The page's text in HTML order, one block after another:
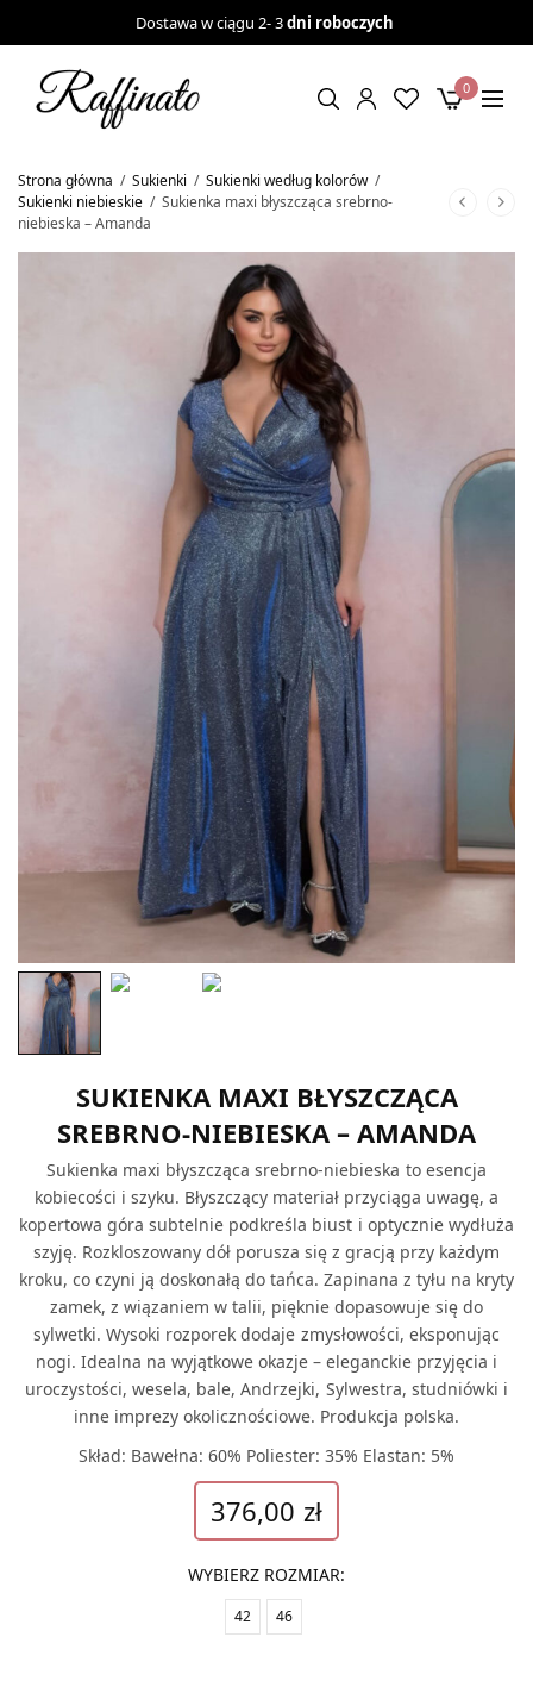
Dostawa w ciągu 2- 3dni roboczych
0
Strona główna / Sukienki / Sukienki według kolorów /
Sukienki niebieskie / Sukienka maxi błyszcząca srebrno-
niebieska – Amanda
SUKIENKA MAXI BŁYSZCZĄCA
SREBRNO-NIEBIESKA – AMANDA
Sukienka maxi błyszcząca srebrno-niebieska to esencja
kobiecości i szyku. Błyszczący materiał przyciąga uwagę, a
kopertowa góra subtelnie podkreśla biust i optycznie wydłuża
szyję. Rozkloszowany dół porusza się z gracją przy każdym
kroku, co czyni ją doskonałą do tańca. Zapinana z tyłu na kryty
zamek, z wiązaniem w talii, pięknie dopasowuje się do
sylwetki. Wysoki rozporek dodaje zmysłowości, eksponując
nogi. Idealna na wyjątkowe okazje – eleganckie przyjęcia i
uroczystości, wesela, bale, Andrzejki, Sylwestra, studniówki i
inne imprezy okolicznościowe. Produkcja polska.
Skład: Bawełna: 60% Poliester: 35% Elastan: 5%
376,00 zł
WYBIERZ ROZMIAR:
42 46